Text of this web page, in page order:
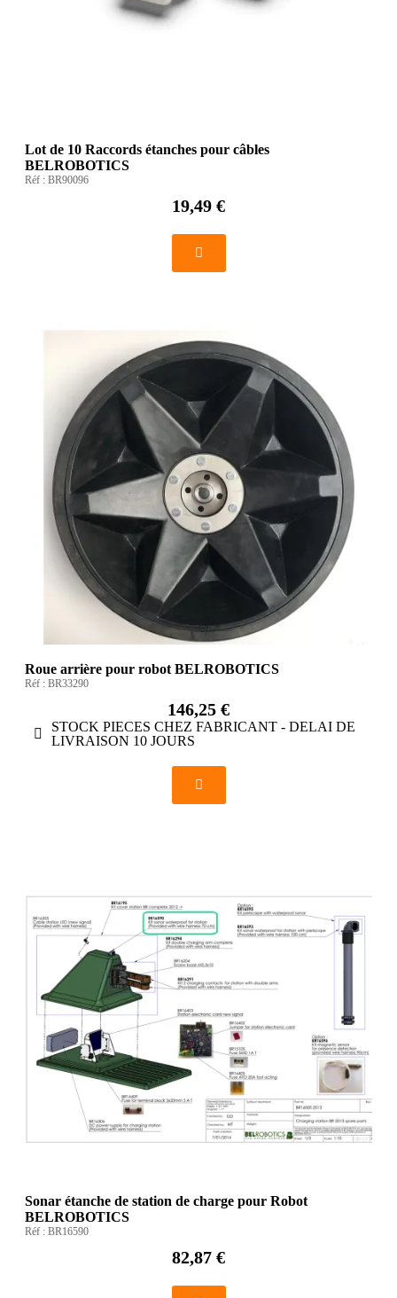
Lot de 10 Raccords étanches pour câbles
BELROBOTICS
Réf : BR90096
19,49 €
Roue arrière pour robot BELROBOTICS
Réf : BR33290
146,25 €
STOCK PIECES CHEZ FABRICANT - DELAI DE
LIVRAISON 10 JOURS
Sonar étanche de station de charge pour Robot
BELROBOTICS
Réf : BR16590
82,87 €